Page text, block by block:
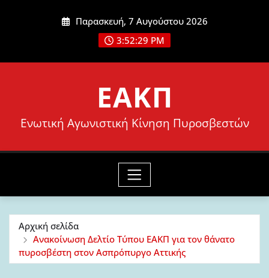
Παρασκευή, 7 Αυγούστου 2026
3:52:30 PM
ΕΑΚΠ
Ενωτική Αγωνιστική Κίνηση Πυροσβεστών
Αρχική σελίδα
Ανακοίνωση Δελτίο Τύπου ΕΑΚΠ για τον θάνατο
πυροσβέστη στον Ασπρόπυργο Αττικής